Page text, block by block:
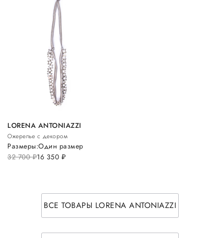
LORENA ANTONIAZZI
Ожерелье с декором
32 700руб.16 350 руб.
Размеры:Один размер
ВСЕ ТОВАРЫ LORENA ANTONIAZZI